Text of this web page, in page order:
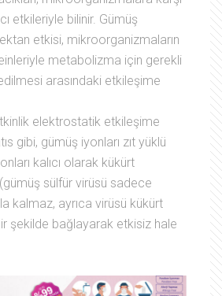
etkileriyle bilinir. Gümüş
etkisi, mikroorganizmaların
metabolizma için gerekli
arasındaki etkileşime
elektrostatik etkileşime
gibi, gümüş iyonları zıt yüklü
kalıcı olarak kükürt
sülfür virüsü sadece
kalmaz, ayrıca virüsü kükürt
şekilde bağlayarak etkisiz hale